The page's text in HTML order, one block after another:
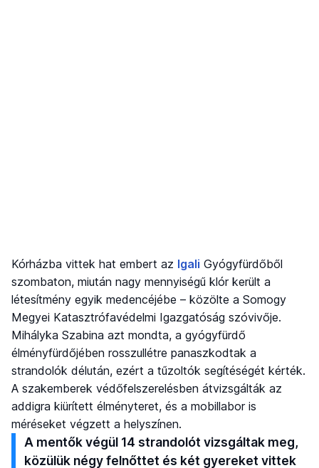
Kórházba vittek hat embert az Igali Gyógyfürdőből
szombaton, miután nagy mennyiségű klór került a
létesítmény egyik medencéjébe – közölte a Somogy
Megyei Katasztrófavédelmi Igazgatóság szóvivője.
Mihályka Szabina azt mondta, a gyógyfürdő
élményfürdőjében rosszullétre panaszkodtak a
strandolók délután, ezért a tűzoltók segítéségét kérték.
A szakemberek védőfelszerelésben átvizsgálták az
addigra kiürített élményteret, és a mobillabor is
méréseket végzett a helyszínen.
A mentők végül 14 strandolót vizsgáltak meg,
közülük négy felnőttet és két gyereket vittek